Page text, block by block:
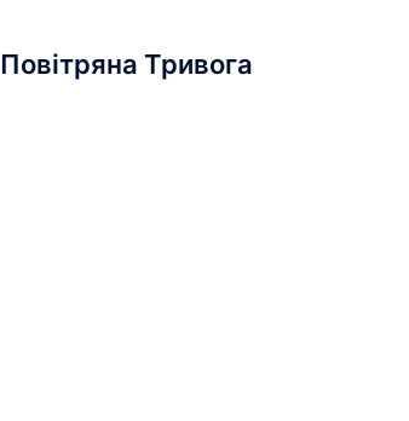
Повітряна Тривога